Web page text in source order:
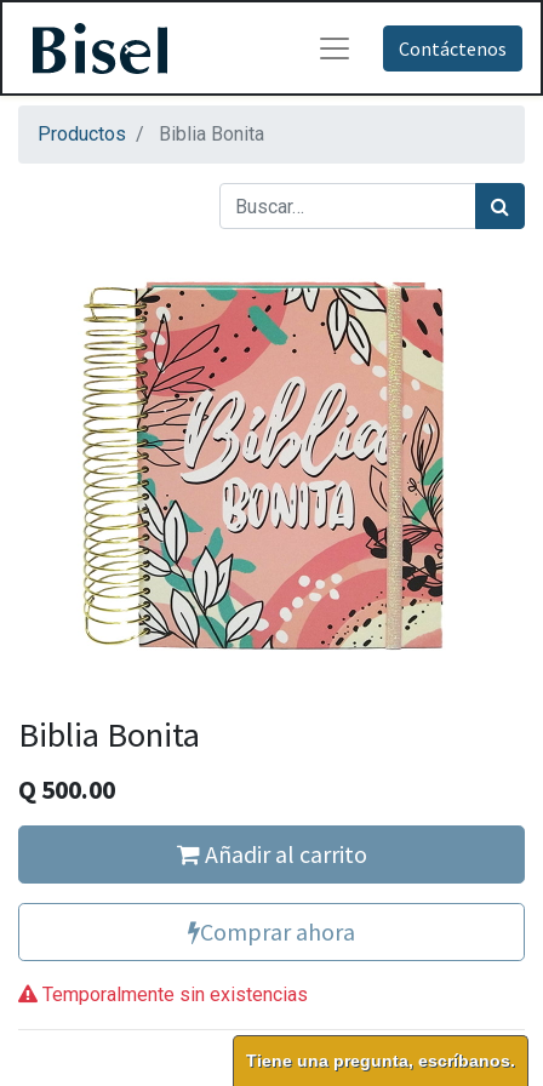
Contáctenos
Productos Biblia Bonita
Biblia Bonita
Q 500.00
Añadir al carrito
Comprar ahora
Temporalmente sin existencias
Tiene una pregunta, escríbanos.